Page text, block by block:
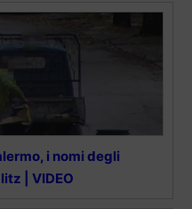
i nomi degli
| VIDEO